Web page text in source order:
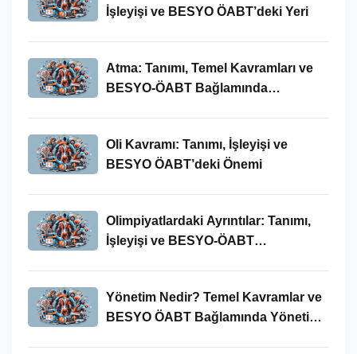
İşleyişi ve BESYO ÖABT’deki Yeri
Atma: Tanımı, Temel Kavramları ve
BESYO-ÖABT Bağlamında
Oli Kavramı: Tanımı, İşleyişi ve
BESYO ÖABT’deki Önemi
Olimpiyatlardaki Ayrıntılar: Tanımı,
İşleyişi ve BESYO-ÖABT
Yönetim Nedir? Temel Kavramlar ve
BESYO ÖABT Bağlamında Yönetim